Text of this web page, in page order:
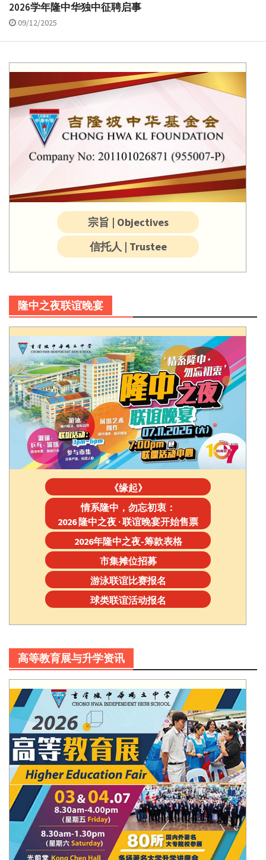
2026学年隆中华独中征聘启事
09/12/2025
宗旨 | Objectives
信托人 | Trustee
隆中之夜联谊晚宴
《缘起》
情系隆中，勿忘初衷：
2026 隆中之夜 · 联谊晚宴开始售票
2026年隆中之夜-筹款表格
市集摊位招募
游泳联谊比赛报名
球类联谊活动报名
高等教育展与升学资讯